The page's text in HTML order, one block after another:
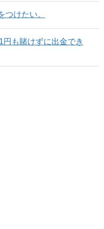
つけたい。
も賭けずに出金でき